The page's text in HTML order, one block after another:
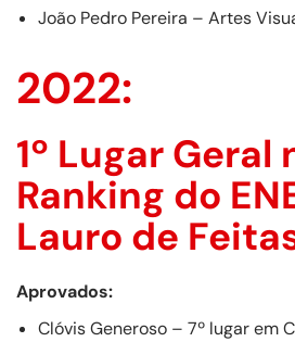
João Pedro Pereira – Artes
2022:
1º Lugar Geral
Ranking do
Lauro de
Aprovados:
Clóvis Generoso – 7º lugar em